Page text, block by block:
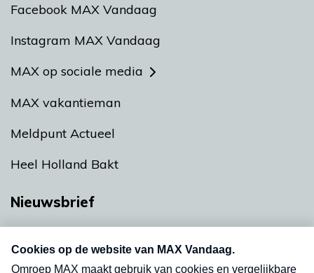
Facebook MAX Vandaag
Instagram MAX Vandaag
MAX op sociale media
MAX vakantieman
Meldpunt Actueel
Heel Holland Bakt
Nieuwsbrief
nieuwsbrief. Elke vrijdag- en dinsdagochtend in
uw mailbox.